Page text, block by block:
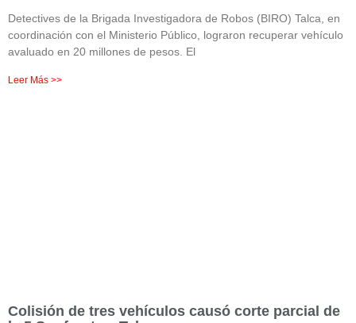
Detectives de la Brigada Investigadora de Robos (BIRO) Talca, en
coordinación con el Ministerio Público, lograron recuperar vehículo
avaluado en 20 millones de pesos. El
Leer Más >>
Colisión de tres vehículos causó corte parcial de